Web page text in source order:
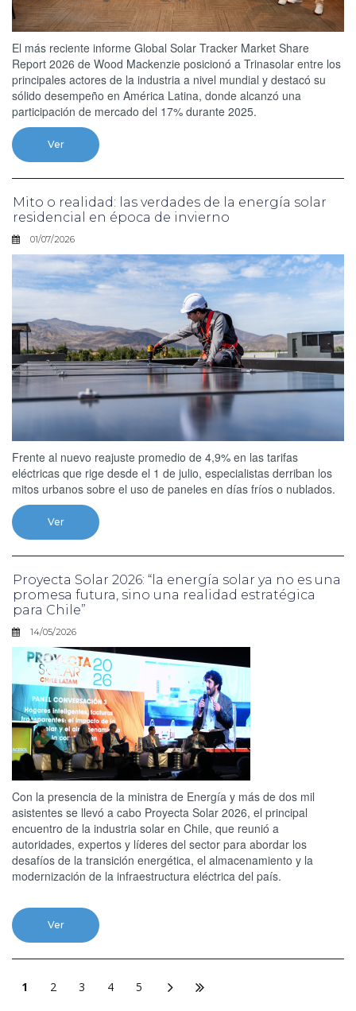
El más reciente informe Global Solar Tracker Market Share
Report 2026 de Wood Mackenzie posicionó a Trinasolar entre los
principales actores de la industria a nivel mundial y destacó su
sólido desempeño en América Latina, donde alcanzó una
participación de mercado del 17% durante 2025.
Ver
Mito o realidad: las verdades de la energía solar
residencial en época de invierno
01/07/2026
Frente al nuevo reajuste promedio de 4,9% en las tarifas
eléctricas que rige desde el 1 de julio, especialistas derriban los
mitos urbanos sobre el uso de paneles en días fríos o nublados.
Ver
Proyecta Solar 2026: “la energía solar ya no es una
promesa futura, sino una realidad estratégica
para Chile”
14/05/2026
Con la presencia de la ministra de Energía y más de dos mil
asistentes se llevó a cabo Proyecta Solar 2026, el principal
encuentro de la industria solar en Chile, que reunió a
autoridades, expertos y líderes del sector para abordar los
desafíos de la transición energética, el almacenamiento y la
modernización de la infraestructura eléctrica del país.
Ver
1 2 3 4 5